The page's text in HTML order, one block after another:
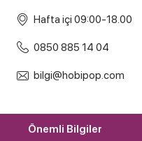
Hafta içi 09:00-18.00
0850 885 14 04
bilgi@hobipop.com
Önemli Bilgiler